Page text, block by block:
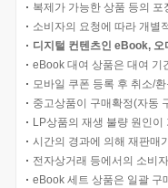
복제가 가능한 상품 등의
소비자의 요청에 따라 개별
디지털 컨텐츠인 eBook,
eBook 대여 상품은 대여 기
모바일 쿠폰 등록 후 취소/
중고상품이 구매확정(자동
LP상품의 재생 불량 원인
시간의 경과에 의해 재판매
전자상거래 등에서의 소비
eBook 세트 상품은 일괄 구